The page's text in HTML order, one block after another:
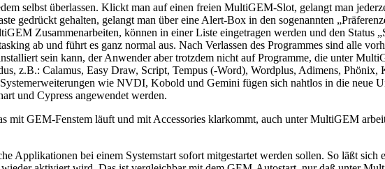
selbst überlassen. Klickt man auf einen freien MultiGEM-Slot, gelangt man
gedrückt gehalten, gelangt man über eine Alert-Box in den sogenannten
Zusammenarbeiten, können in einer Liste eingetragen werden und den Status
ab und führt es ganz normal aus. Nach Verlassen des Programmes sind alle
sein kann, der Anwender aber trotzdem nicht auf Programme, die unter
z.B.: Calamus, Easy Draw, Script, Tempus (-Word), Wordplus, Adimens,
wie NVDI, Kobold und Gemini fügen sich nahtlos in die
und Cypress angewendet werden.
mit GEM-Fenstem läuft und mit Accessories klarkommt, auch unter MultiGEM
Applikationen bei einem Systemstart sofort mitgestartet werden sollen. So läßt